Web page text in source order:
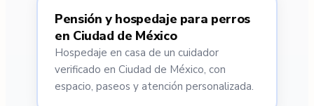
Pensión y hospedaje para perros
en Ciudad de México
Hospedaje en casa de un cuidador
verificado en Ciudad de México, con
espacio, paseos y atención personalizada.